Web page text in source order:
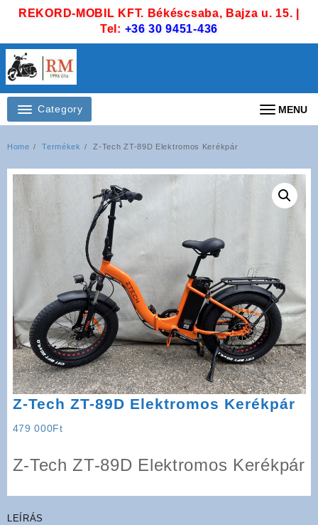
REKORD-MOBIL KFT. Békéscsaba, Bajza u. 15. |
Tel: +36 30 9451-436
Category MENU
Home Termékek Z-Tech ZT-89D Elektromos Kerékpár
Z-Tech ZT-89D Elektromos Kerékpár
479 000Ft
Z-Tech ZT-89D Elektromos Kerékpár
LEÍRÁS